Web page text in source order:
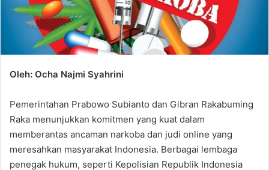
Oleh: Ocha Najmi Syahrini
Pemerintahan Prabowo Subianto dan Gibran Rakabuming
Raka menunjukkan komitmen yang kuat dalam
memberantas ancaman narkoba dan judi online yang
meresahkan masyarakat Indonesia. Berbagai lembaga
penegak hukum, seperti Kepolisian Republik Indonesia